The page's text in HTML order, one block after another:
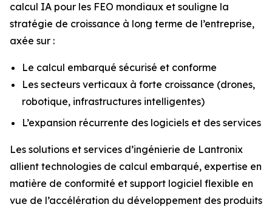
calcul IA pour les FEO mondiaux et souligne la
stratégie de croissance à long terme de l’entreprise,
axée sur :
Le calcul embarqué sécurisé et conforme
Les secteurs verticaux à forte croissance (drones,
robotique, infrastructures intelligentes)
L’expansion récurrente des logiciels et des services
Les solutions et services d’ingénierie de Lantronix
allient technologies de calcul embarqué, expertise en
matière de conformité et support logiciel flexible en
vue de l’accélération du développement des produits